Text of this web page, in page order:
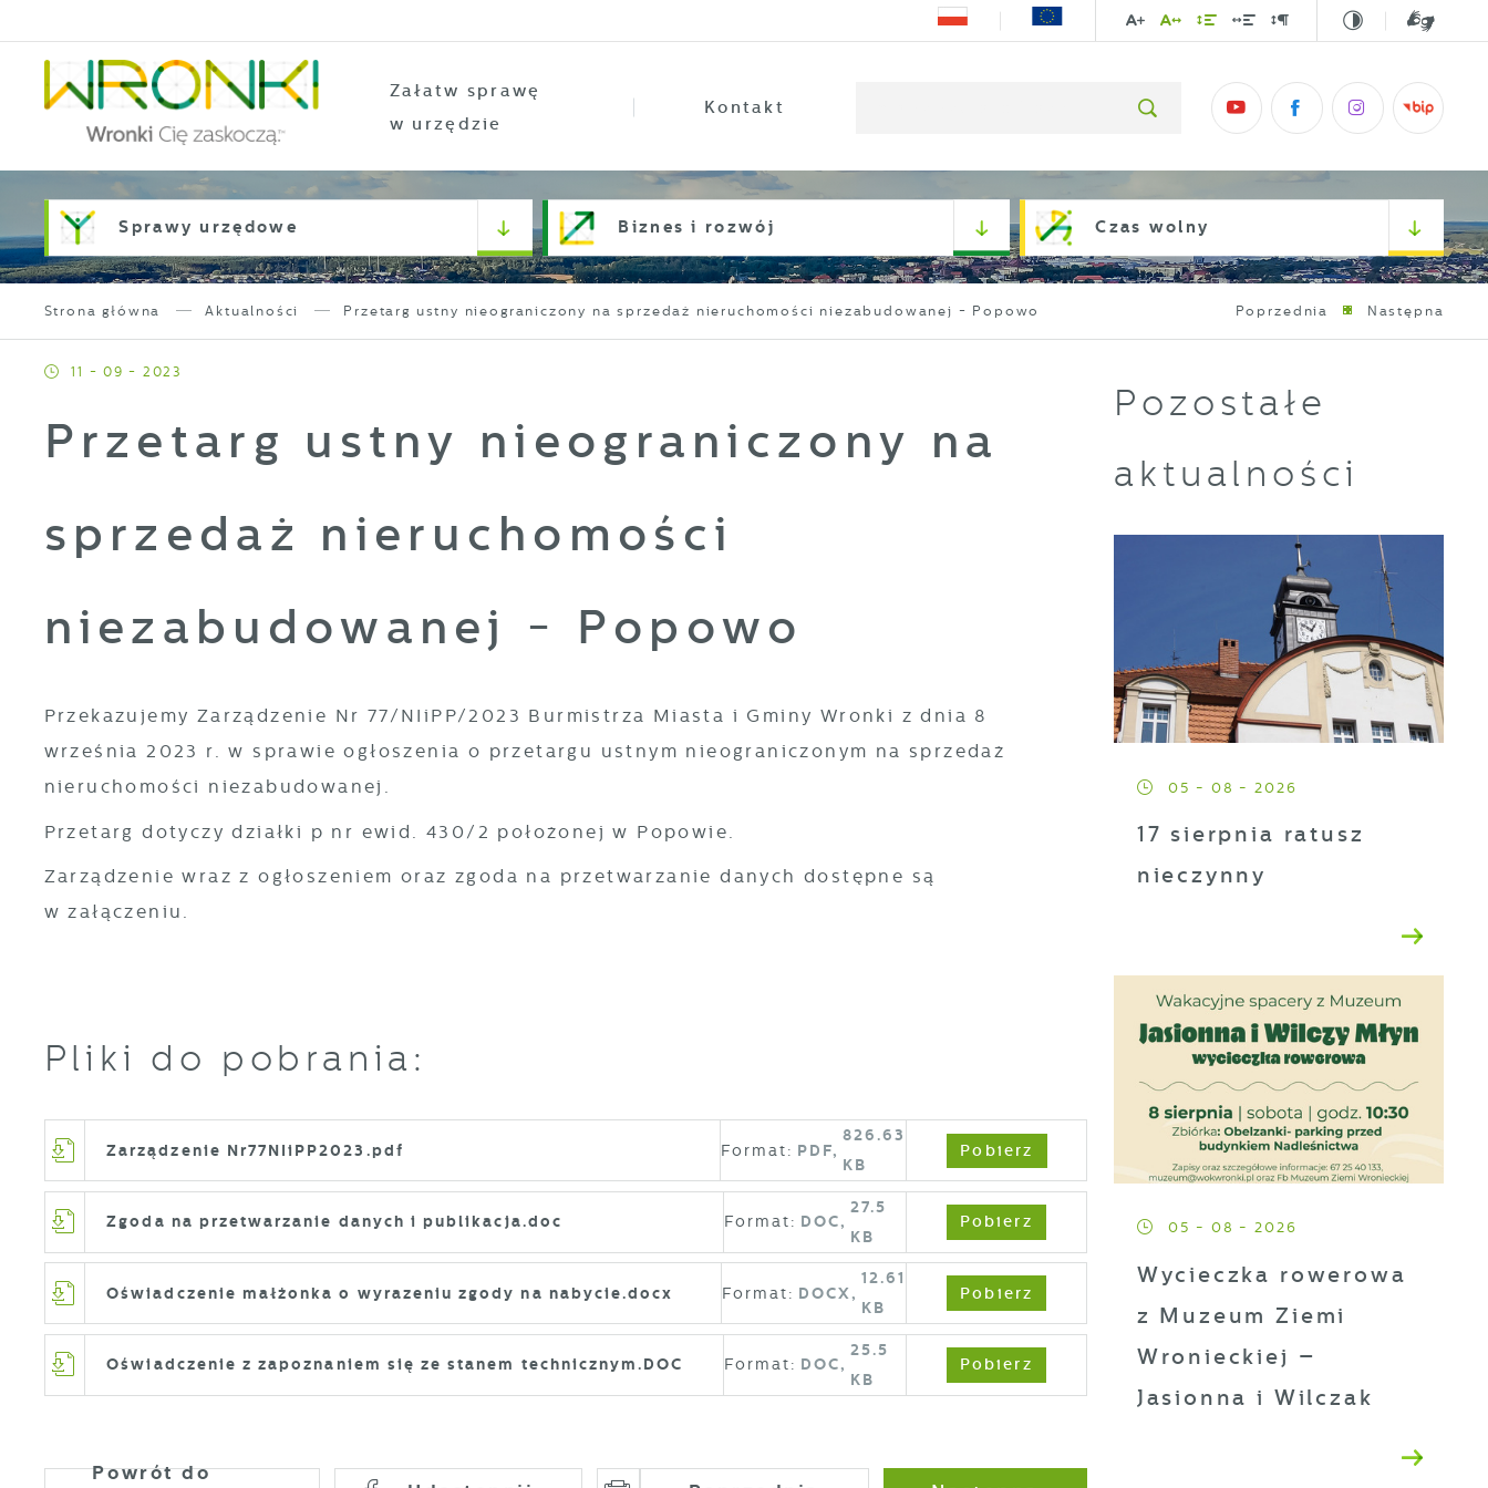
Załatw sprawę
w urzędzie
Kontakt
Sprawy urzędowe Biznes i rozwój Czas wolny
Strona główna Aktualności Przetarg ustny nieograniczony na sprzedaż nieruchomości niezabudowanej - Popowo Poprzednia Następna
11 - 09 - 2023
Przetarg ustny nieograniczony na
sprzedaż nieruchomości
niezabudowanej - Popowo
Przekazujemy Zarządzenie Nr 77/NIiPP/2023 Burmistrza Miasta i Gminy Wronki z dnia 8
września 2023 r. w sprawie ogłoszenia o przetargu ustnym nieograniczonym na sprzedaż
nieruchomości niezabudowanej.
Przetarg dotyczy działki p nr ewid. 430/2 położonej w Popowie.
Zarządzenie wraz z ogłoszeniem oraz zgoda na przetwarzanie danych dostępne są
w załączeniu.
Pliki do pobrania:
Zarządzenie Nr77NIiPP2023.pdf Format: PDF,
826.63
KB
Pobierz
Zgoda na przetwarzanie danych i publikacja.doc Format: DOC,
27.5
KB
Pobierz
Oświadczenie małżonka o wyrazeniu zgody na nabycie.docx Format: DOCX,
12.61
KB
Pobierz
Oświadczenie z zapoznaniem się ze stanem technicznym.DOC Format: DOC,
25.5
KB
Pobierz
Powrótdo
Pozostałe
aktualności
05 - 08 - 2026
17 sierpnia ratusz
nieczynny
05 - 08 - 2026
Wycieczka rowerowa
z Muzeum Ziemi
Wronieckiej –
Jasionna i Wilczak
Szanujemy Twoją prywatność. Możesz zmienić ustawienia
cookies lub zaakceptować je wszystkie. W dowolnym momencie
możesz dokonać zmiany swoich ustawień.
Niezbędne